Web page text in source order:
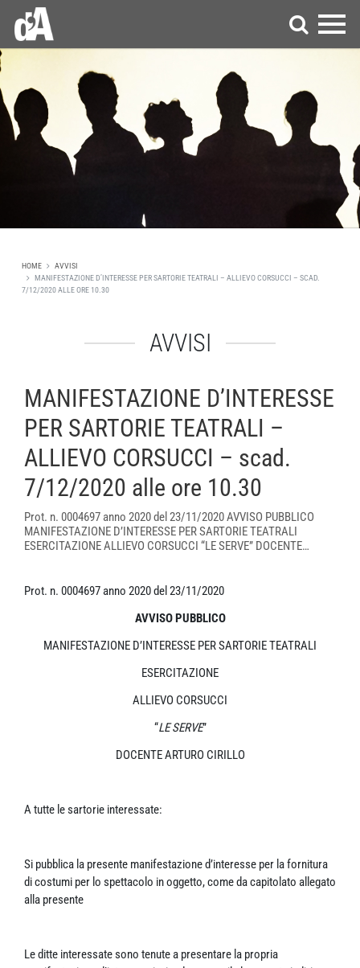
HOME
AVVISI
MANIFESTAZIONE D’INTERESSE PER SARTORIE TEATRALI – ALLIEVO CORSUCCI – SCAD.
7/12/2020 ALLE ORE 10.30
AVVISI
MANIFESTAZIONE D’INTERESSE
PER SARTORIE TEATRALI –
ALLIEVO CORSUCCI – scad.
7/12/2020 alle ore 10.30
Prot. n. 0004697 anno 2020 del 23/11/2020 AVVISO PUBBLICO
MANIFESTAZIONE D’INTERESSE PER SARTORIE TEATRALI
ESERCITAZIONE ALLIEVO CORSUCCI “LE SERVE” DOCENTE…
Prot. n. 0004697 anno 2020 del 23/11/2020
AVVISO PUBBLICO
MANIFESTAZIONE D’INTERESSE PER SARTORIE TEATRALI
ESERCITAZIONE
ALLIEVO CORSUCCI
“LE SERVE”
DOCENTE ARTURO CIRILLO
A tutte le sartorie interessate:
Si pubblica la presente manifestazione d’interesse per la fornitura
di costumi per lo spettacolo in oggetto, come da capitolato allegato
alla presente
Le ditte interessate sono tenute a presentare la propria